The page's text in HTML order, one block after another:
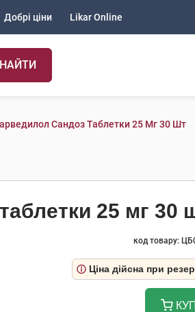
Добрі ціни Likar Online
Сандоз Таблетки 25 Мг 30 Шт
25 мг 30
код товару:
Ціна дійсна при